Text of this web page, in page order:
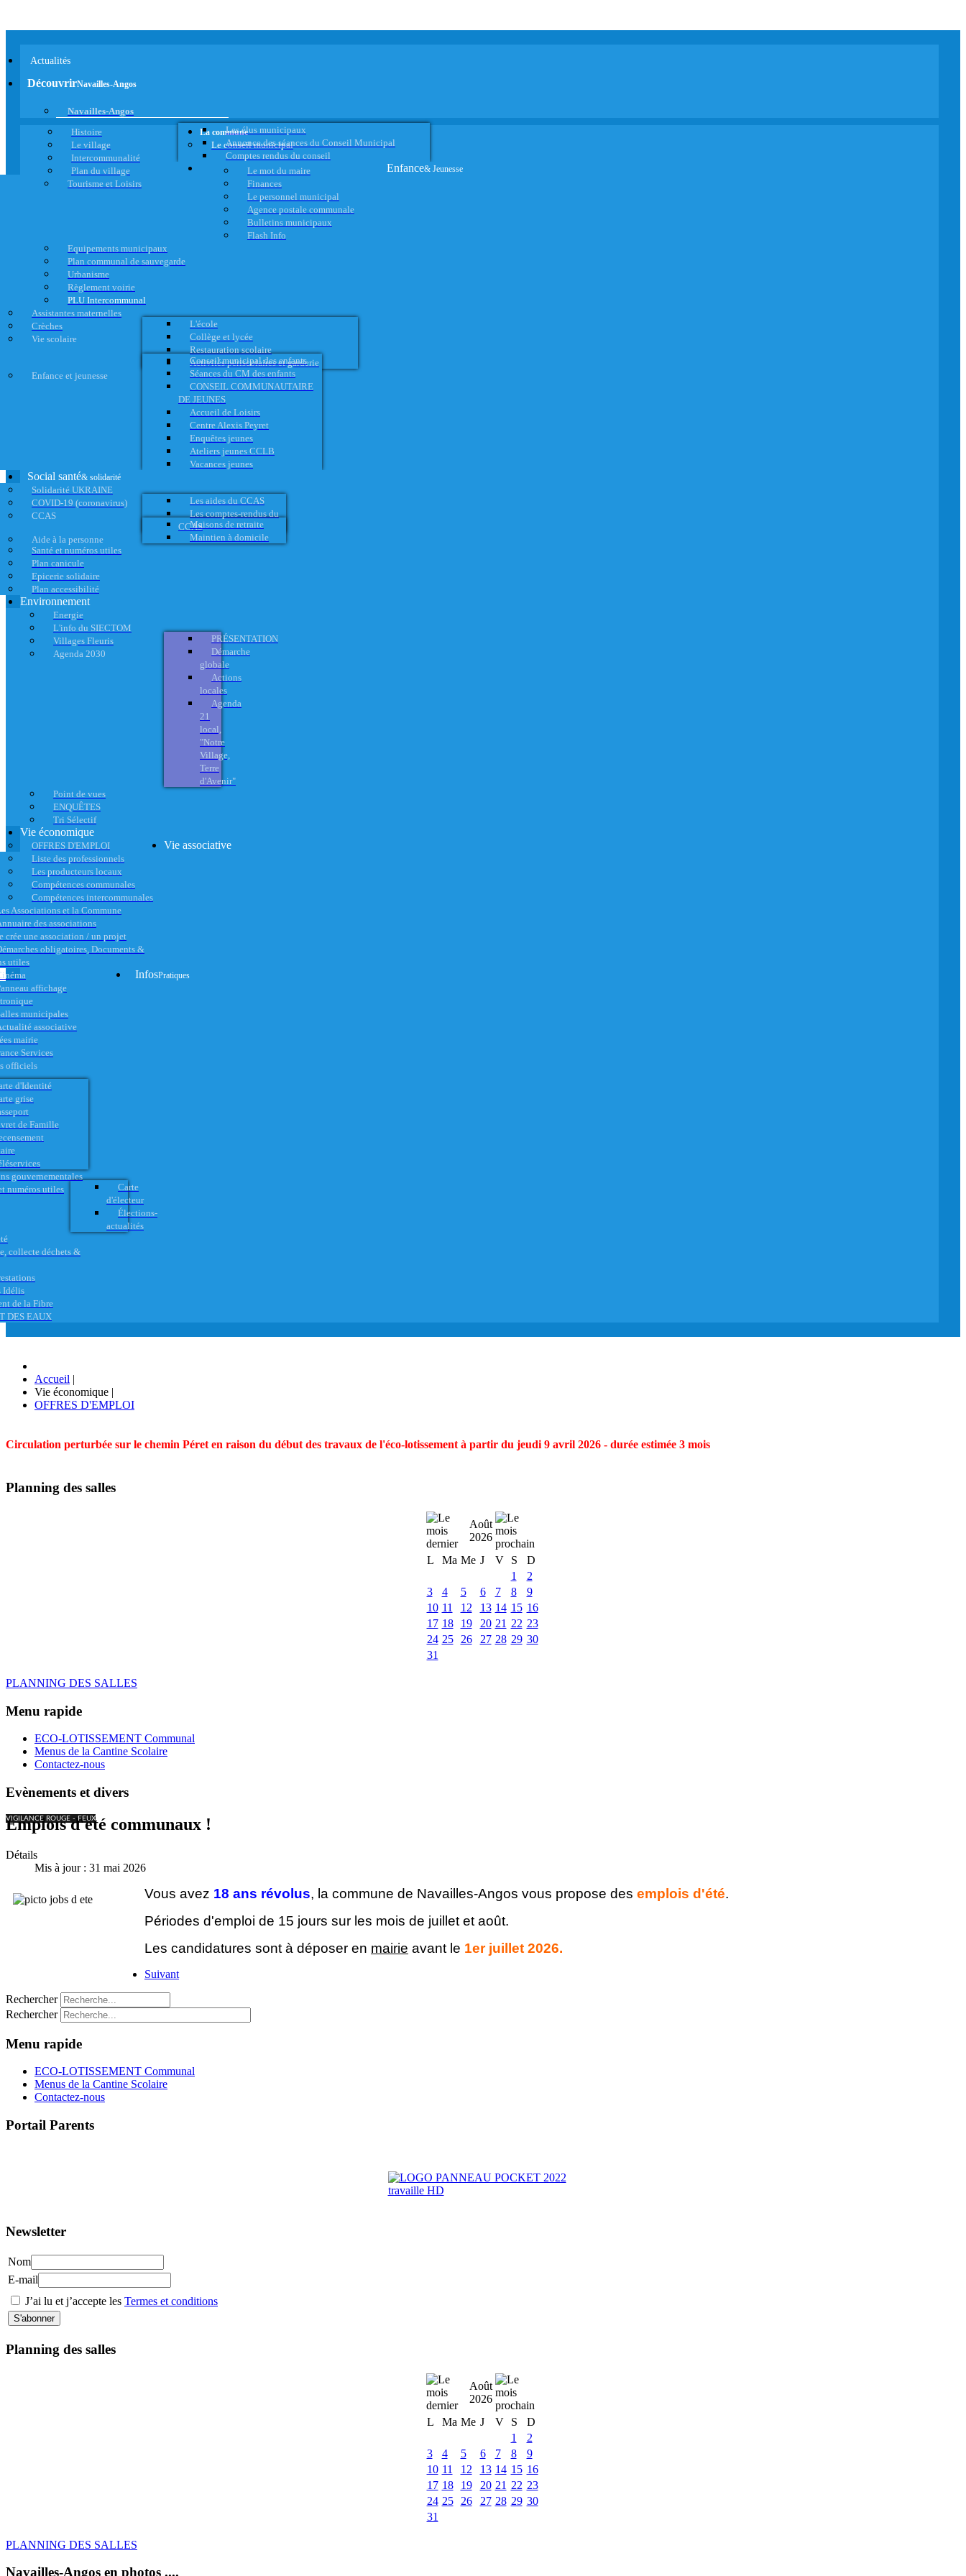
Actualités
DécouvrirNavailles-Angos
Navailles-Angos
Histoire
Le village
Intercommunalité
Plan du village
Tourisme et Loisirs
La commune
Le conseil municipal
Les élus municipaux
Annonce des séances du Conseil Municipal
Comptes rendus du conseil
Le mot du maire
Finances
Le personnel municipal
Agence postale communale
Bulletins municipaux
Flash Info
Equipements municipaux
Plan communal de sauvegarde
Urbanisme
Règlement voirie
PLU Intercommunal
Enfance& Jeunesse
Assistantes maternelles
Crèches
Vie scolaire
L'école
Collège et lycée
Restauration scolaire
Activités périscolaires et garderie
Enfance et jeunesse
Conseil municipal des enfants
Séances du CM des enfants
CONSEIL COMMUNAUTAIRE
DE JEUNES
Accueil de Loisirs
Centre Alexis Peyret
Enquêtes jeunes
Ateliers jeunes CCLB
Vacances jeunes
Social santé& solidarité
Solidarité UKRAINE
COVID-19 (coronavirus)
CCAS
Les aides du CCAS
Les comptes-rendus du
CCAS
Aide à la personne
Maisons de retraite
Maintien à domicile
Santé et numéros utiles
Plan canicule
Epicerie solidaire
Plan accessibilité
Environnement
Energie
L'info du SIECTOM
Villages Fleuris
Agenda 2030
PRÉSENTATION
Démarche
globale
Actions
locales
Agenda
21
local,
"Notre
Village,
Terre
d'Avenir"
Point de vues
ENQUÊTES
Tri Sélectif
Vie économique
OFFRES D'EMPLOI
Liste des professionnels
Les producteurs locaux
Compétences communales
Compétences intercommunales
Vie associative
Associations et la Commune
des associations
crée une association / un projet
obligatoires, Documents &
utiles
affichage
municipales
associative
InfosPratiques
mairie
Services
officiels
d'Identité
grise
de Famille
gouvernementales
numéros utiles
Carte
d'électeur
Élections-
actualités
collecte déchets &
Idélis
de la Fibre
DES EAUX
Accueil |
Vie économique |
OFFRES D'EMPLOI
Circulation perturbée sur le chemin Péret en raison du début des travaux de l'éco-lotissement à partir du jeudi 9 avril 2026 - durée estimée 3 mois
Planning des salles
Août
2026
L
Ma Me J V S
D
1
2
3
4 5 6 7 8
9
10 11 12 13 14 15 16
17 18 19 20 21 22 23
24 25 26 27 28 29 30
31
PLANNING DES SALLES
Menu rapide
ECO-LOTISSEMENT Communal
Menus de la Cantine Scolaire
Contactez-nous
Evènements et divers
VIGILANCE ROUGE - FEUX
Emplois d'été communaux !
Détails
Mis à jour : 31 mai 2026
Vous avez 18 ans révolus, la commune de Navailles-Angos vous propose des emplois d'été.
Périodes d'emploi de 15 jours sur les mois de juillet et août.
Les candidatures sont à déposer en mairie avant le 1er juillet 2026.
Suivant
Rechercher
Rechercher
Menu rapide
ECO-LOTISSEMENT Communal
Menus de la Cantine Scolaire
Contactez-nous
Portail Parents
Newsletter
Nom
E-mail
J’ai lu et j’accepte les Termes et conditions
Planning des salles
Août
2026
L
Ma Me J V S
D
1
2
3
4 5 6 7 8
9
10 11 12 13 14 15 16
17 18 19 20 21 22 23
24 25 26 27 28 29 30
31
PLANNING DES SALLES
Navailles-Angos en photos ....